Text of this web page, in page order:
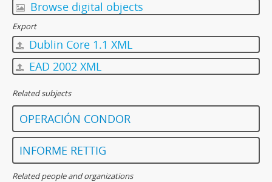
Browse digital objects
Export
Dublin Core 1.1 XML
EAD 2002 XML
Related subjects
OPERACIÓN CONDOR
INFORME RETTIG
Related people and organizations